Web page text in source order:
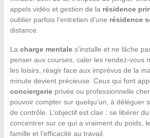
appels vidéo et gestion de la résidence
oublier parfois l’entretien d’une résidence
distance.
La charge mentales’installe et ne lâche
penser aux courses, caler les rendez-vous
les loisirs, réagir face aux imprévus de la
minute devient précieuse. Ceux qui font
conciergerieprivée ou professionnelle
pouvoir compter sur quelqu’un, à déléguer
de contrôle. L’objectif est clair : se libérer
concentrer sur ce qui a vraiment du poids,
famille et l’efficacité au travail.